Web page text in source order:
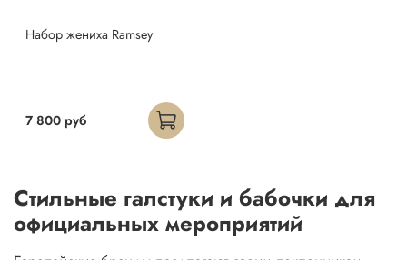
Набор жениха Ramsey
7 800 руб
Стильные галстуки и бабочки для
официальных мероприятий